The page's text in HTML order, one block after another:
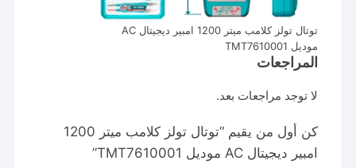
توتال تولز كلامب ميتر 1200 امبير ديجيتال AC
موديل TMT7610001
المراجعات
لا توجد مراجعات بعد.
كن أول من يقيم “توتال تولز كلامب ميتر 1200
امبير ديجيتال AC موديل TMT7610001”